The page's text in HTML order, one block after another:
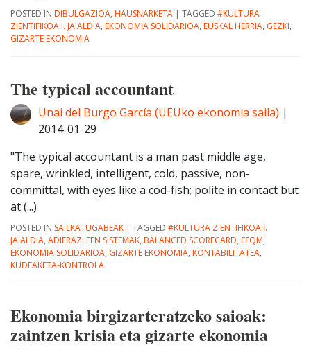
POSTED IN DIBULGAZIOA, HAUSNARKETA | TAGGED #KULTURA
ZIENTIFIKOA I. JAIALDIA, EKONOMIA SOLIDARIOA, EUSKAL HERRIA, GEZKI,
GIZARTE EKONOMIA
The typical accountant
Unai del Burgo García (UEUko ekonomia saila) |
2014-01-29
"The typical accountant is a man past middle age,
spare, wrinkled, intelligent, cold, passive, non-
committal, with eyes like a cod-fish; polite in contact but
at (...)
POSTED IN SAILKATUGABEAK | TAGGED #KULTURA ZIENTIFIKOA I.
JAIALDIA, ADIERAZLEEN SISTEMAK, BALANCED SCORECARD, EFQM,
EKONOMIA SOLIDARIOA, GIZARTE EKONOMIA, KONTABILITATEA,
KUDEAKETA-KONTROLA
Ekonomia birgizarteratzeko saioak:
zaintzen krisia eta gizarte ekonomia